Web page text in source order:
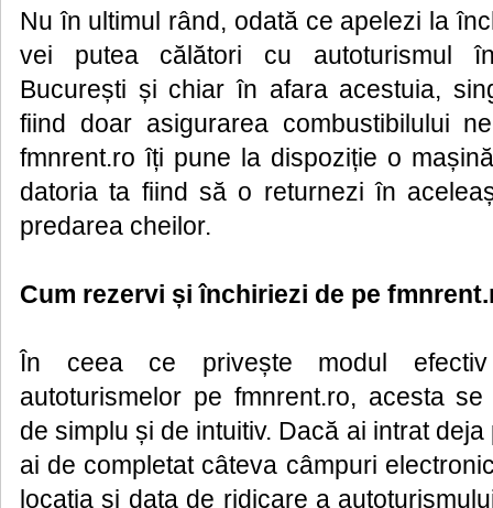
Nu în ultimul rând, odată ce apelezi la
vei putea călători cu autoturismul
București și chiar în afara acestuia,
fiind doar asigurarea combustibilului
fmnrent.ro îți pune la dispoziție o
datoria ta fiind să o returnezi în
predarea cheilor.
Cum rezervi și închiriezi de pe
În ceea ce privește modul
autoturismelor pe fmnrent.ro, acesta
de simplu și de intuitiv. Dacă ai intrat
ai de completat câteva câmpuri
locația și data de ridicare a